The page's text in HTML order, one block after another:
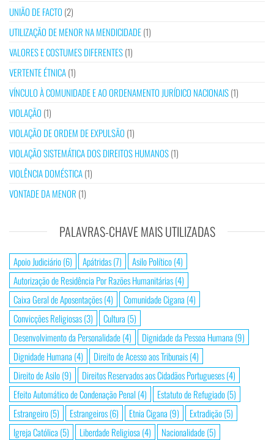
UNIÃO DE FACTO (2)
UTILIZAÇÃO DE MENOR NA MENDICIDADE(1)
VALORES E COSTUMES DIFERENTES(1)
VERTENTE ÉTNICA(1)
VÍNCULO À COMUNIDADE E AO ORDENAMENTO JURÍDICO NACIONAIS(1)
VIOLAÇÃO (1)
VIOLAÇÃO DE ORDEM DE EXPULSÃO (1)
VIOLAÇÃO SISTEMÁTICA DOS DIREITOS HUMANOS(1)
VIOLÊNCIA DOMÉSTICA(1)
VONTADE DA MENOR (1)
PALAVRAS-CHAVE MAIS UTILIZADAS
Apoio Judiciário(6) Apátridas(7) Asilo Político(4)
Autorização de Residência Por Razões Humanitárias(4)
Caixa Geral de Aposentações(4) Comunidade Cigana (4)
Convicções Religiosas(3) Cultura (5)
Desenvolvimento da Personalidade(4) Dignidade da Pessoa Humana (9)
Dignidade Humana (4) Direito de Acesso aos Tribunais(4)
Direito de Asilo(9) Direitos Reservados aos Cidadãos Portugueses(4)
Efeito Automático de Condenação Penal (4) Estatuto de Refugiado(5)
Estrangeiro(5) Estrangeiros(6) Etnia Cigana (9) Extradição(5)
Igreja Católica (5) Liberdade Religiosa (4) Nacionalidade(5)